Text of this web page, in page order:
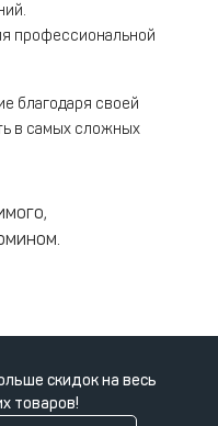
профессиональной
благодаря своей
в самых сложных
скидок на весь
товаров!